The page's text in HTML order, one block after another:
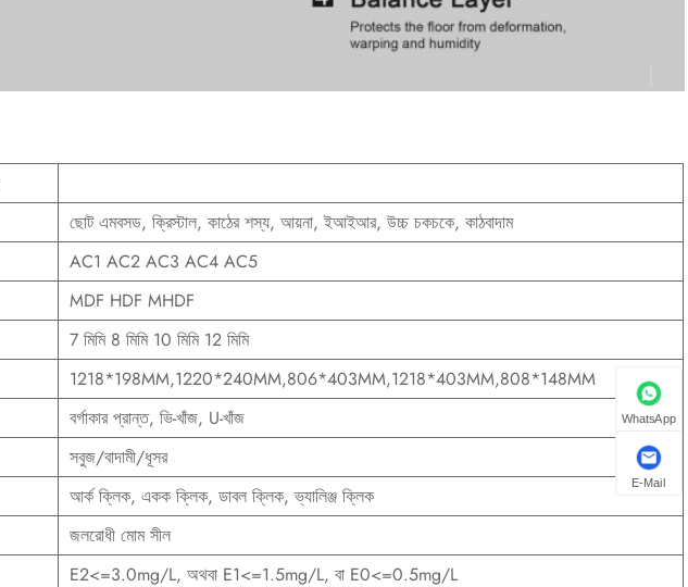
ছোট এমবসড, ক্রিস্টাল, কাঠের শস্য, আয়না, ইআইআর, উচ্চ চকচকে, কাঠবাদাম
AC1 AC2 AC3 AC4 AC5
MDF HDF MHDF
7 মিমি 8 মিমি 10 মিমি 12 মিমি
1218*198MM,1220*240MM,806*403MM,1218*403MM,808*148MM
বর্গাকার প্রান্ত, ভি-খাঁজ, U-খাঁজ
সবুজ/বাদামী/ধূসর
আর্ক ক্লিক, একক ক্লিক, ডাবল ক্লিক, ভ্যালিঞ্জ ক্লিক
জলরোধী মোম সীল
E2<=3.0mg/L, অথবা E1<=1.5mg/L, বা E0<=0.5mg/L
WhatsApp
E-Mail